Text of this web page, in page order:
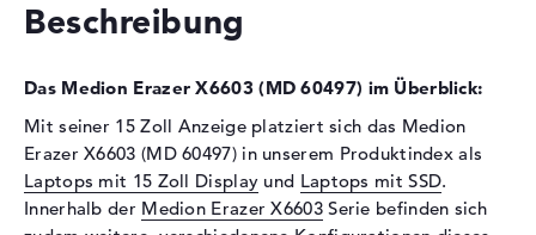
Festplatte
Schnittstelle
PCIe
2. Festplatte
1 TB - 5400 rpm
Schnittstelle (2.
Festplatte)
Serial ATA
Optische Speicher
Beschreibung
Das Medion Erazer X6603 (MD 60497) im Überblick:
Mit seiner 15 Zoll Anzeige platziert sich das Medion
Erazer X6603 (MD 60497) in unserem Produktindex als
Laptops mit 15 Zoll Display und Laptops mit SSD.
Innerhalb der Medion Erazer X6603Serie befinden sich